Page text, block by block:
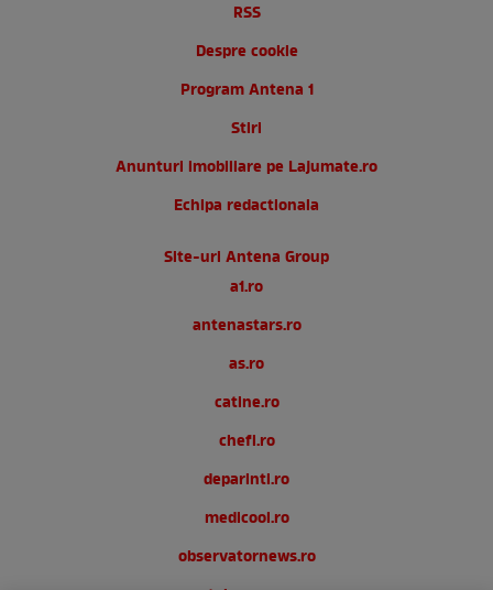
RSS
Despre cookie
Program Antena 1
Stiri
Anunturi imobiliare pe Lajumate.ro
Echipa redactionala
Site-uri Antena Group
a1.ro
antenastars.ro
as.ro
catine.ro
chefi.ro
deparinti.ro
medicool.ro
observatornews.ro